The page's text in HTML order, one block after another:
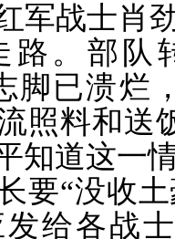
军战士肖
路。部队
脚已溃烂
照料和送
知道这一
要“没收
给各战